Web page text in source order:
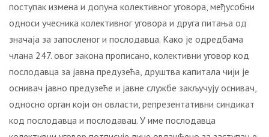
поступак измена и допуна колективног уговора, међусобни
односи учесника колективног уговора и друга питања од
значаја за запосленог и послодавца. Како је одредбама
члана 247. овог закона прописано, колективни уговор код
послодавца за јавна предузећа, друштва капитала чији је
оснивач јавно предузеће и јавне службе закључују оснивач,
односно орган који он овласти, репрезентативни синдикат
код послодавца и послодавац. У име послодавца